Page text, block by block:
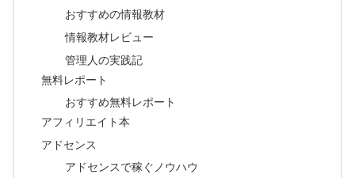
おすすめの情報教材
情報教材レビュー
管理人の実践記
無料レポート
おすすめ無料レポート
アフィリエイト本
アドセンス
アドセンスで稼ぐノウハウ